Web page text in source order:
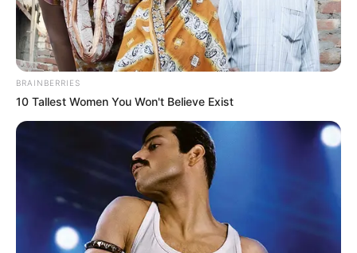
BRAINBERRIES
10 Tallest Women You Won't Believe Exist